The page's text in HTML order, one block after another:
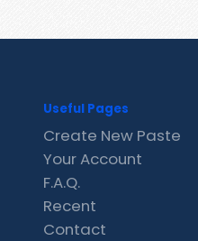
Useful Pages
Create New Paste
Your Account
F.A.Q.
Recent
Contact